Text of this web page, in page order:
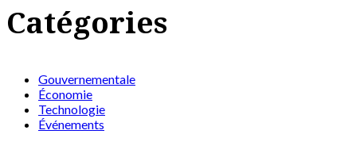
Catégories
Gouvernementale
Économie
Technologie
Événements